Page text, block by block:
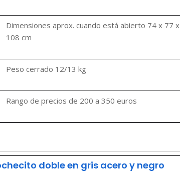
Dimensiones aprox. cuando está abierto 74 x 77 x
108 cm
Peso cerrado 12/13 kg
Rango de precios de 200 a 350 euros
doble en gris acero y negro